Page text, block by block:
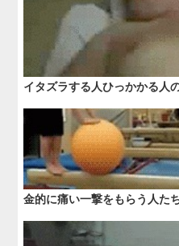
イタズラする人ひっかかる人
金的に痛い一撃をもらう人た